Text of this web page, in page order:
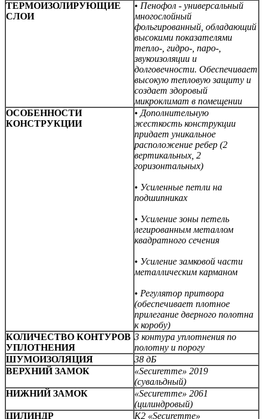
ТЕРМОИЗОЛИРУЮЩИЕ
СЛОИ
• Пенофол - универсальный
многослойный
фольгированный, обладающий
высокими показателями
тепло-, гидро-, паро-,
звукоизоляции и
долговечности. Обеспечивает
высокую тепловую защиту и
создает здоровый
микроклимат в помещении
ОСОБЕННОСТИ
КОНСТРУКЦИИ
• Дополнительную
жесткость конструкции
придает уникальное
расположение ребер (2
вертикальных, 2
горизонтальных)
• Усиленные петли на
подшипниках
• Усиление зоны петель
легированным металлом
квадратного сечения
• Усиление замковой части
металлическим карманом
• Регулятор притвора
(обеспечивает плотное
прилегание дверного полотна
к коробу)
КОЛИЧЕСТВО КОНТУРОВ
УПЛОТНЕНИЯ
3 контура уплотнения по
полотну и порогу
ШУМОИЗОЛЯЦИЯ
38 дБ
ВЕРХНИЙ ЗАМОК
«Securemme» 2019
(сувальдный)
НИЖНИЙ ЗАМОК
«Securemme» 2061
(цилиндровый)
ЦИЛИНДР
К2 «Securemme»